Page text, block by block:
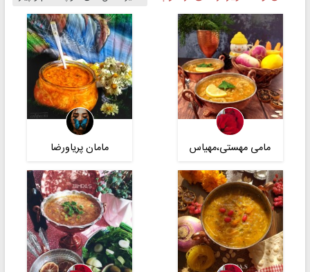
مامی مهستی،مهیاس مامان پریاورضا